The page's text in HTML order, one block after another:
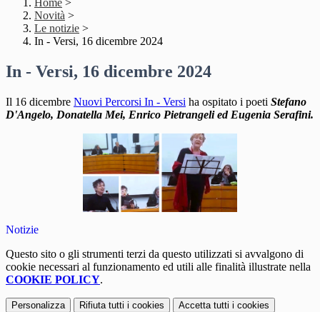
Home >
Novità >
Le notizie >
In - Versi, 16 dicembre 2024
In - Versi, 16 dicembre 2024
Il 16 dicembre Nuovi Percorsi In - Versi ha ospitato i poeti Stefano
D'Angelo, Donatella Mei, Enrico Pietrangeli ed Eugenia Serafini.
Notizie
Questo sito o gli strumenti terzi da questo utilizzati si avvalgono di
cookie necessari al funzionamento ed utili alle finalità illustrate nella
COOKIE POLICY.
Personalizza Rifiuta tutti i cookies Accetta tutti i cookies